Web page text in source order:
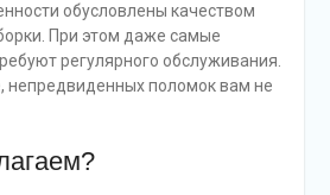
обусловлены качеством
При этом даже самые
регулярного обслуживания.
непредвиденных поломок вам не